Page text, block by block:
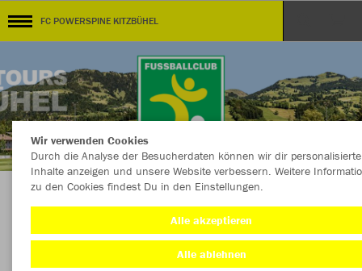
FC POWERSPINE KITZBÜHEL
KOLLEKTION FC POWERSPINE KITZBÜHEL
powered by KITZSPORT
Wir verwenden Cookies
Durch die Analyse der Besucherdaten können wir dir personalisierte
Inhalte anzeigen und unsere Website verbessern. Weitere
zu den Cookies findest Du in den Einstellungen.
Alle akzeptieren
Alle ablehnen